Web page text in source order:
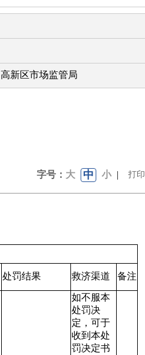
高新区市场监管局
字号： 大 中 小 | 打印
处罚结果 救济渠道 备注
如不服本
处罚决
定，可于
收到本处
罚决定书